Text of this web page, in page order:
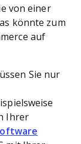
von einer
könnte zum
auf
Sie nur
Ihrer